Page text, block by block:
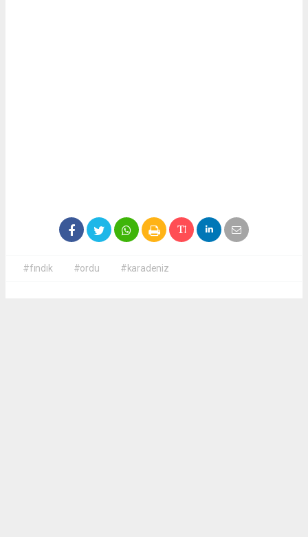
#fındık #ordu #karadeniz